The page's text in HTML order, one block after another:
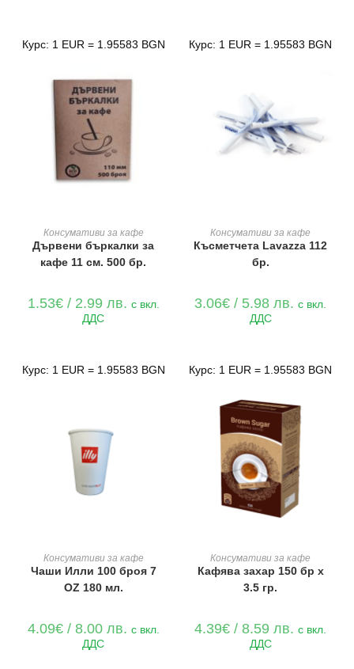
Курс: 1 EUR = 1.95583 BGN
ДОБАВЯНЕ В КОЛИЧКАТА
Консумативи за кафе
Дървени бъркалки за
кафе 11 см. 500 бр.
1.53€/ 2.99 лв. с вкл.
ДДС
Курс: 1 EUR = 1.95583 BGN
ДОБАВЯНЕ В КОЛИЧКАТА
Консумативи за кафе
Късметчета Lavazza 112
бр.
3.06€ / 5.98 лв.с вкл.
ДДС
Курс: 1 EUR = 1.95583 BGN
ДОБАВЯНЕ В КОЛИЧКАТА
Консумативи за кафе
Чаши Илли 100 броя 7
ОZ 180 мл.
4.09€/ 8.00 лв. с вкл.
ДДС
Курс: 1 EUR = 1.95583 BGN
ДОБАВЯНЕ В КОЛИЧКАТА
Консумативи за кафе
Кафява захар 150 бр х
3.5 гр.
4.39€ / 8.59 лв.с вкл.
ДДС